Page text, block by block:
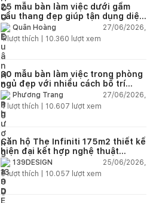
25 mẫu bàn làm việc dưới gầm
cầu thang đẹp giúp tận dụng diện
tích tưởng chừng bị bỏ quên
Quân Hoàng
27/06/2026,
4lượt thích | 10.360 lượt xem
30 mẫu bàn làm việc trong phòng
ngủ đẹp với nhiều cách bố trí
thông minh cho mọi diện tích
Phương Trang
27/06/2026,
4 lượt thích | 10.607 lượt xem
Căn hộ The Infiniti 175m2 thiết kế
hiện đại kết hợp nghệ thuật
Modern Art đầy cảm xúc
139DESIGN
25/06/2026,
6lượt thích | 10.057 lượt xem